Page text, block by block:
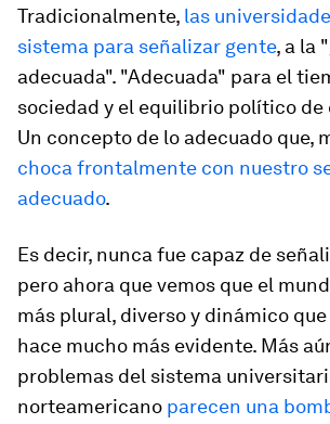
Tradicionalmente, las
sistema para señalizar gente, a la
adecuada". "Adecuada" para el
sociedad y el equilibrio político de
Un concepto de lo adecuado que,
choca frontalmente con nuestro
adecuado.
Es decir, nunca fue capaz de
pero ahora que vemos que el
más plural, diverso y dinámico
hace mucho más evidente. Más
problemas del sistema
norteamericano parecen una